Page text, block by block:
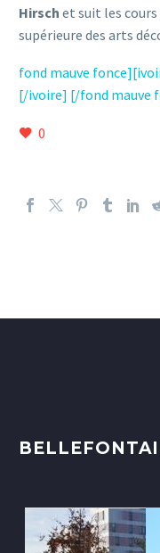
Hirsch et suit les cours
supérieure des arts
fond mauve
[/ivoire] [/fond mauve
0